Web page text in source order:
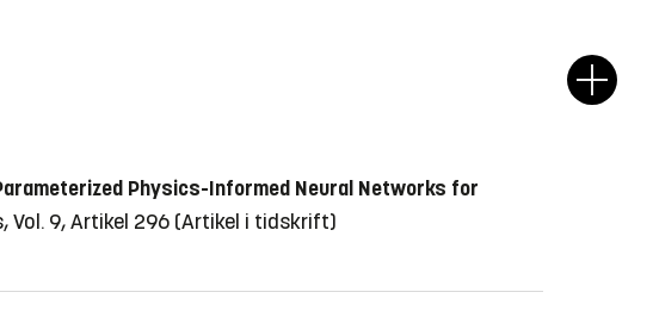
Physics-Informed Neural Networks for
Vol. 9, Artikel 296 (Artikel i tidskrift)